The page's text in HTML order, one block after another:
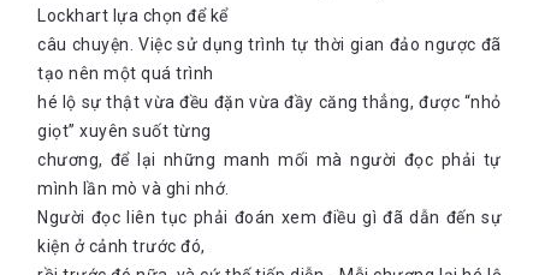
Lockhart lựa chọn để kể
câu chuyện. Việc sử dụng trình tự thời gian đảo ngược đã
tạo nên một quá trình
hé lộ sự thật vừa đều đặn vừa đầy căng thẳng, được “nhỏ
giọt” xuyên suốt từng
chương, để lại những manh mối mà người đọc phải tự
mình lần mò và ghi nhớ.
Người đọc liên tục phải đoán xem điều gì đã dẫn đến sự
kiện ở cảnh trước đó,